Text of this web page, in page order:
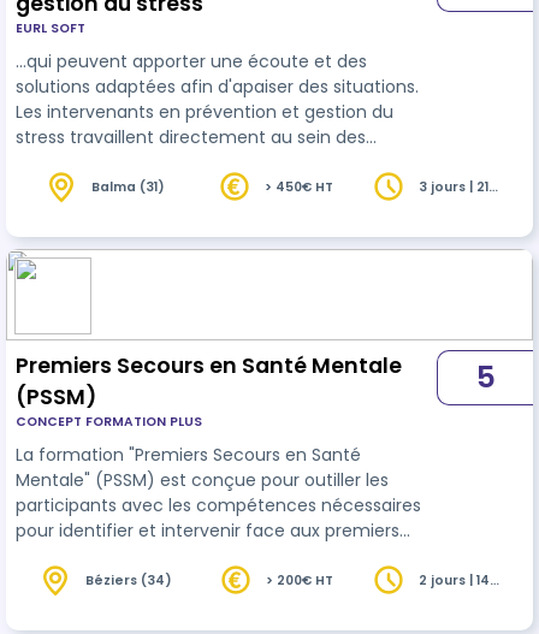
EURL SOFT
…qui peuvent apporter une écoute et des
solutions adaptées afin d'apaiser des situations.
Les intervenants en prévention et gestion du
stress travaillent directement au sein des
la prévention des risquesprofessionnels où ils
problèmes de stress. Cette formation peut
également être organisée en intra-entreprise
Balma (31) > 450€ HT
3 jours | 21
Premiers Secours en Santé Mentale
(PSSM)
CONCEPT FORMATION PLUS
La formation "Premiers Secours en Santé
Mentale" (PSSM) est conçue pour outiller les
participants avec les compétences nécessaires
pour identifier et intervenir face aux premiers
psychiques. S'étendant sur 14 heures réparties sur
5
Béziers (34) > 200€ HT
2 jours | 14